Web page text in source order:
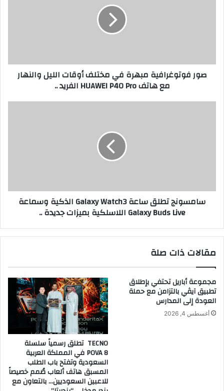
مع
هاتفصور فوتوغرافية مبهرة في مختلف أوقات الليل والنهار
مع هاتف HUAWEI P40 Pro الفريد ..
Buds
Live
سامسونج تطلق ساعة Galaxy Watch3 الذكية وسماعة
Galaxy Buds Live اللاسلكية بميزات جديدة ..
مقالات ذات صلة
مجموعة أباريل تحتفي بإطلاق
تطبيق آيڤي بالتزامن مع حملة
العودة إلى المدارس
أغسطس 4, 2026
TECNO تطلق رسمياً سلسلة
POVA 8 في المملكة العربية
السعودية وتفتح باب الطلب
المسبق هاتف ألعاب صُمم خصيصاً
للاعبين السعوديين… بالتعاون مع